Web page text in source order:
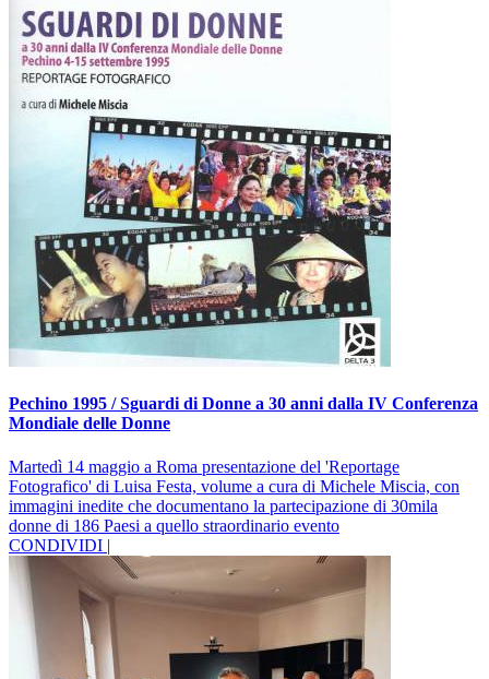
Pechino 1995 / Sguardi di Donne a 30 anni dalla IV Conferenza
Mondiale delle Donne
Martedì 14 maggio a Roma presentazione del 'Reportage
Fotografico' di Luisa Festa, volume a cura di Michele Miscia, con
immagini inedite che documentano la partecipazione di 30mila
donne di 186 Paesi a quello straordinario evento
CONDIVIDI |